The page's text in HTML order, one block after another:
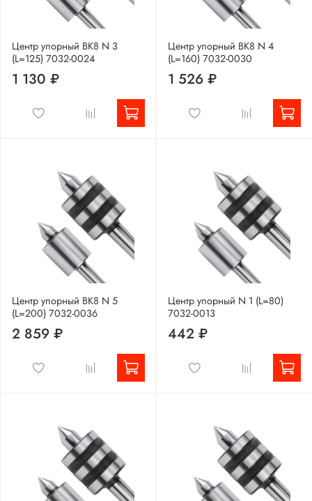
Центр упорный ВК8 N 3
(L=125) 7032-0024
1 130 ₽
Центр упорный ВК8 N 4
(L=160) 7032-0030
1 526 ₽
Центр упорный ВК8 N 5
(L=200) 7032-0036
2 859 ₽
Центр упорный N 1 (L=80)
7032-0013
442 ₽